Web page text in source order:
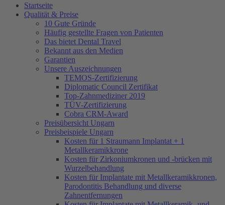
Startseite
Qualität & Preise
10 Gute Gründe
Häufig gestellte Fragen von Patienten
Das bietet Dental Travel
Bekannt aus den Medien
Garantien
Unsere Auszeichnungen
TEMOS-Zertifizierung
Diplomatic Council Zertifikat
Top-Zahnmediziner 2019
TÜV-Zertifizierung
Cobra CRM-Award
Preisübersicht Ungarn
Preisbeispiele Ungarn
Kosten für 1 Straumann Implantat + 1
Metallkeramikkrone
Kosten für Zirkoniumkronen und -brücken mit
Wurzelbehandlung
Kosten für Implantate mit Metallkeramikkronen,
Parodontitis Behandlung und diverse
Zahnentfernungen